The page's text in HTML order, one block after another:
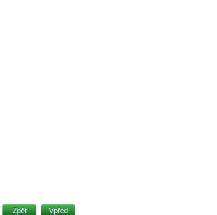
Zpět Vpřed